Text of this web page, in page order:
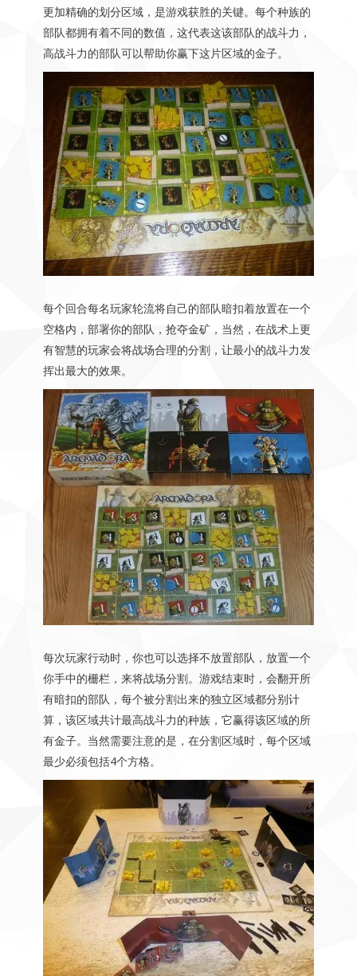
更加精确的划分区域，是游戏获胜的关键。每个种族的
部队都拥有着不同的数值，这代表这该部队的战斗力，
高战斗力的部队可以帮助你赢下这片区域的金子。
每个回合每名玩家轮流将自己的部队暗扣着放置在一个
空格内，部署你的部队，抢夺金矿，当然，在战术上更
有智慧的玩家会将战场合理的分割，让最小的战斗力发
挥出最大的效果。
每次玩家行动时，你也可以选择不放置部队，放置一个
你手中的栅栏，来将战场分割。游戏结束时，会翻开所
有暗扣的部队，每个被分割出来的独立区域都分别计
算，该区域共计最高战斗力的种族，它赢得该区域的所
有金子。当然需要注意的是，在分割区域时，每个区域
最少必须包括4个方格。